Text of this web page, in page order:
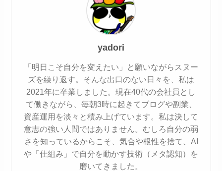
yadori
「明日こそ自分を変えたい」と願いながらスヌー
ズを繰り返す。そんな出口のない日々を、私は
2021年に卒業しました。現在40代の会社員とし
て働きながら、毎朝3時に起きてブログや副業、
資産運用を淡々と積み上げています。私は決して
意志の強い人間ではありません。むしろ自分の弱
さを知っているからこそ、気合や根性を捨て、AI
や「仕組み」で自分を動かす技術（メタ認知）を
磨いてきました。